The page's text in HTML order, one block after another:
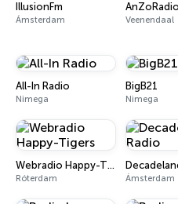
IllusionFm
Ámsterdam
AnZoRadio
Veenendaal
All-In Radio
Nimega
BigB21
Nimega
Webradio Happy-Tigers
Róterdam Ámsterdam